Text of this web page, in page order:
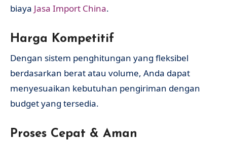
biaya Jasa Import China.
Harga Kompetitif
Dengan sistem penghitungan yang fleksibel
berdasarkan berat atau volume, Anda dapat
menyesuaikan kebutuhan pengiriman dengan
budget yang tersedia.
Proses Cepat & Aman